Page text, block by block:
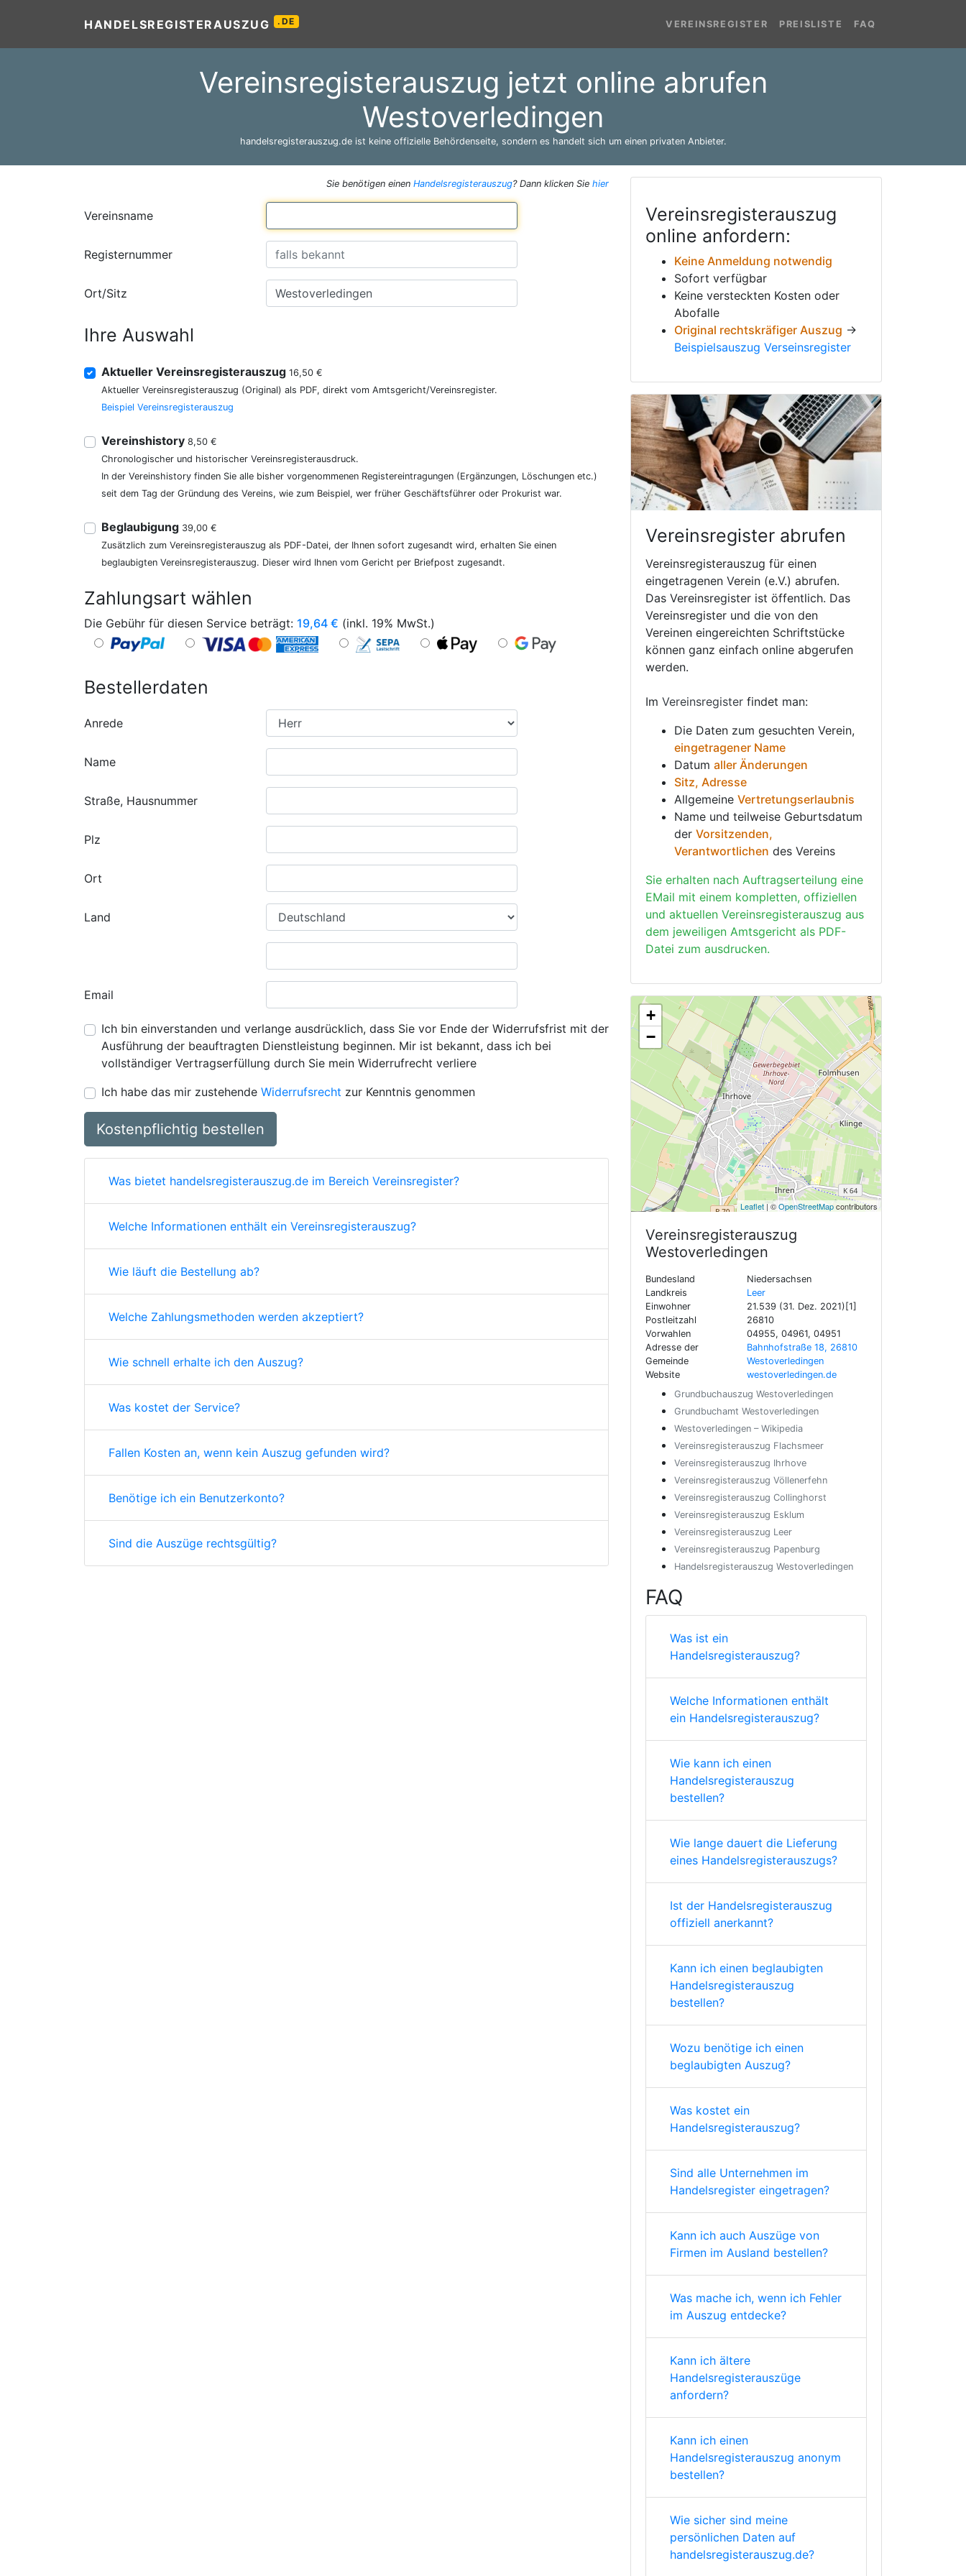
HANDELSREGISTERAUSZUG .DE VEREINSREGISTER PREISLISTE FAQ
Vereinsregisterauszug jetzt online abrufen
Westoverledingen
handelsregisterauszug.de ist keine offizielle Behördenseite, sondern es handelt sich um einen privaten Anbieter.
Sie benötigen einen Handelsregisterauszug? Dann klicken Sie hier
Vereinsname
Registernummer
Ort/Sitz
Ihre Auswahl
Aktueller Vereinsregisterauszug 16,50 €
Aktueller Vereinsregisterauszug (Original) als PDF, direkt vom Amtsgericht/Vereinsregister.
Beispiel Vereinsregisterauszug
Vereinshistory 8,50 €
Chronologischer und historischer Vereinsregisterausdruck.
In der Vereinshistory finden Sie alle bisher vorgenommenen Registereintragungen (Ergänzungen, Löschungen etc.)
seit dem Tag der Gründung des Vereins, wie zum Beispiel, wer früher Geschäftsführer oder Prokurist war.
Beglaubigung 39,00 €
Zusätzlich zum Vereinsregisterauszug als PDF-Datei, der Ihnen sofort zugesandt wird, erhalten Sie einen
beglaubigten Vereinsregisterauszug. Dieser wird Ihnen vom Gericht per Briefpost zugesandt.
Zahlungsart wählen
Die Gebühr für diesen Service beträgt: 19,64 € (inkl. 19% MwSt.)
Bestellerdaten
Anrede
Name
Straße, Hausnummer
Plz
Ort
Land
Email
Ich bin einverstanden und verlange ausdrücklich, dass Sie vor Ende der Widerrufsfrist mit der
Ausführung der beauftragten Dienstleistung beginnen. Mir ist bekannt, dass ich bei
vollständiger Vertragserfüllung durch Sie mein Widerrufrecht verliere
Ich habe das mir zustehende Widerrufsrecht zur Kenntnis genommen
Kostenpflichtig bestellen
Was bietet handelsregisterauszug.de im Bereich Vereinsregister?
Welche Informationen enthält ein Vereinsregisterauszug?
Wie läuft die Bestellung ab?
Welche Zahlungsmethoden werden akzeptiert?
Wie schnell erhalte ich den Auszug?
Was kostet der Service?
Fallen Kosten an, wenn kein Auszug gefunden wird?
Benötige ich ein Benutzerkonto?
Sind die Auszüge rechtsgültig?
Vereinsregisterauszug
online anfordern:
Keine Anmeldung notwendig
Sofort verfügbar
Keine versteckten Kosten oder
Abofalle
Original rechtskräfiger Auszug →
Beispielsauszug Verseinsregister
Vereinsregister abrufen
Vereinsregisterauszug für einen
eingetragenen Verein (e.V.) abrufen.
Das Vereinsregister ist öffentlich. Das
Vereinsregister und die von den
Vereinen eingereichten Schriftstücke
können ganz einfach online abgerufen
werden.
Im Vereinsregister findet man:
Die Daten zum gesuchten Verein,
eingetragener Name
Datum aller Änderungen
Sitz, Adresse
Allgemeine Vertretungserlaubnis
Name und teilweise Geburtsdatum
der Vorsitzenden,
Verantwortlichen des Vereins
Sie erhalten nach Auftragserteilung eine
EMail mit einem kompletten, offiziellen
und aktuellen Vereinsregisterauszug aus
dem jeweiligen Amtsgericht als PDF-
Datei zum ausdrucken.
+
−
Leaflet | ©OpenStreetMapcontributors
Vereinsregisterauszug
Westoverledingen
Bundesland
Niedersachsen
Landkreis
Leer
Einwohner
21.539 (31. Dez. 2021)[1]
Postleitzahl
26810
Vorwahlen
04955, 04961, 04951
Adresse der
Gemeinde
Bahnhofstraße 18, 26810
Westoverledingen
Website
westoverledingen.de
Grundbuchauszug Westoverledingen
Grundbuchamt Westoverledingen
Westoverledingen – Wikipedia
Vereinsregisterauszug Flachsmeer
Vereinsregisterauszug Ihrhove
Vereinsregisterauszug Völlenerfehn
Vereinsregisterauszug Collinghorst
Vereinsregisterauszug Esklum
Vereinsregisterauszug Leer
Vereinsregisterauszug Papenburg
Handelsregisterauszug Westoverledingen
FAQ
Was ist ein
Handelsregisterauszug?
Welche Informationen enthält
ein Handelsregisterauszug?
Wie kann ich einen
Handelsregisterauszug
bestellen?
Wie lange dauert die Lieferung
eines Handelsregisterauszugs?
Ist der Handelsregisterauszug
offiziell anerkannt?
Kann ich einen beglaubigten
Handelsregisterauszug
bestellen?
Wozu benötige ich einen
beglaubigten Auszug?
Was kostet ein
Handelsregisterauszug?
Sind alle Unternehmen im
Handelsregister eingetragen?
Kann ich auch Auszüge von
Firmen im Ausland bestellen?
Was mache ich, wenn ich Fehler
im Auszug entdecke?
Kann ich ältere
Handelsregisterauszüge
anfordern?
Kann ich einen
Handelsregisterauszug anonym
bestellen?
Wie sicher sind meine
persönlichen Daten auf
handelsregisterauszug.de?